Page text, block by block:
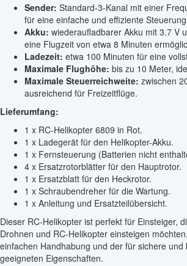
Sender: Standard-3-Kanal mit einer
für eine einfache und effiziente
Akku: wiederaufladbarer Akku mit 3.7 V
eine Flugzeit von etwa 8 Minuten
Ladezeit: etwa 100 Minuten für eine
Maximale Flughöhe: bis zu 10 Meter,
Maximale Steuerreichweite: zwischen
ausreichend für Freizeitflüge.
Lieferumfang:
1 x RC-Helikopter 6809 in Rot.
1 x Ladegerät für den Helikopter-Akku.
1 x Fernsteuerung (Batterien nicht
4 x Ersatzrotorblätter für den Hauptrotor.
1 x Ersatzblatt für den Heckrotor.
1 x Schraubendreher für die Wartung.
1 x Anleitung und Ersatzteilübersicht.
Dieser RC-Helikopter ist perfekt für Einsteiger,
Drohnen und RC-Helikopter einsteigen
einfachen Handhabung und der für sichere und
geeigneten Eigenschaften.